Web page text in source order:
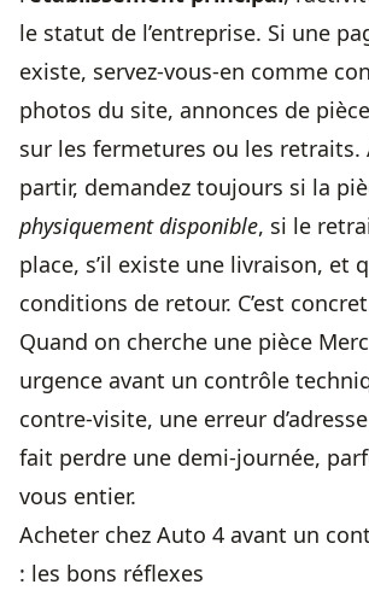
le statut de l’entreprise. Si une
existe, servez-vous-en comme
photos du site, annonces de
sur les fermetures ou les retraits.
partir, demandez toujours si la
physiquement disponible, si le
place, s’il existe une livraison, et
conditions de retour. C’est
Quand on cherche une pièce
urgence avant un contrôle
contre-visite, une erreur
fait perdre une demi-journée,
vous entier.
Acheter chez Auto 4 avant un
: les bons réflexes